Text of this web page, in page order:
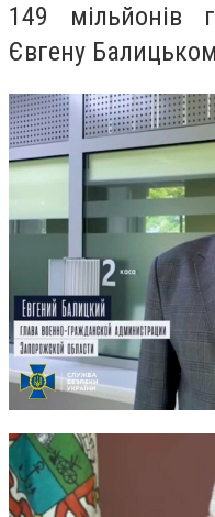
149 мільйонів
Євгену